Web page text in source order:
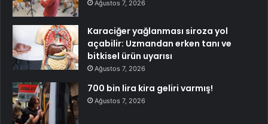
Ağustos 7, 2026
Karaciğer yağlanması siroza yol
açabilir: Uzmandan erken tanı ve
bitkisel ürün uyarısı
Ağustos 7, 2026
700 bin lira kira geliri varmış!
Ağustos 7, 2026